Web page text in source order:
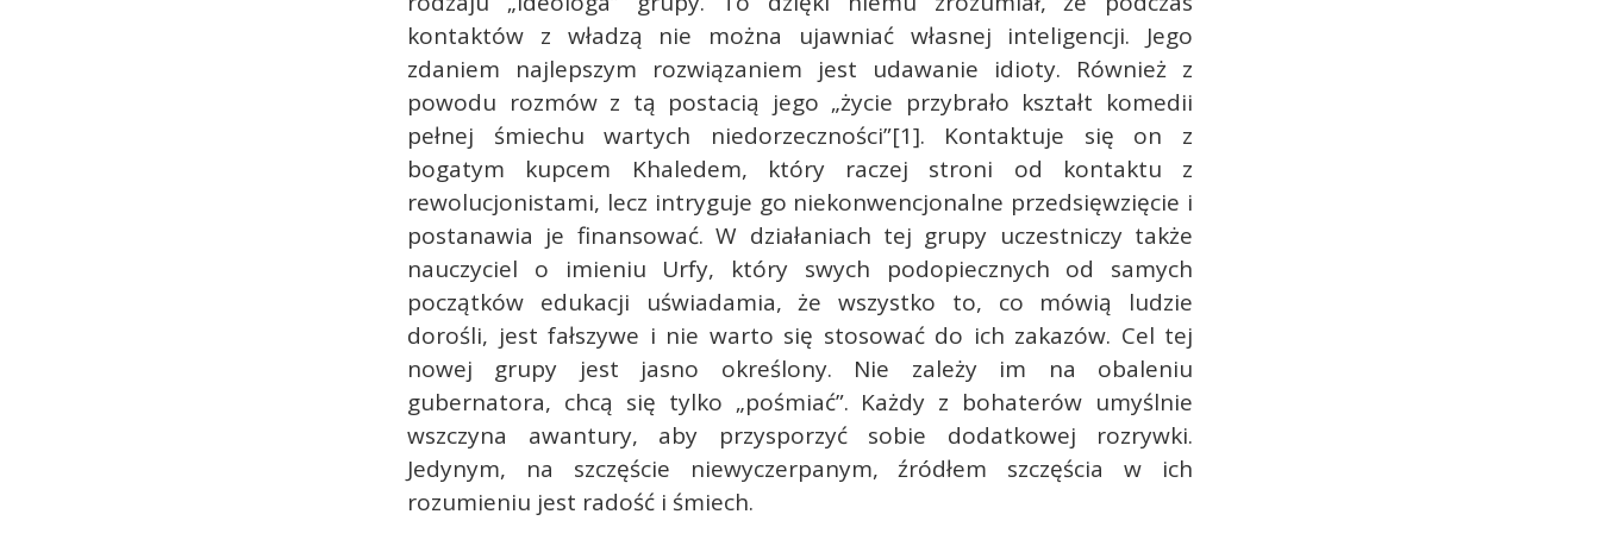
kontaktów z władzą nie można ujawniać własnej inteligencji. Jego
zdaniem najlepszym rozwiązaniem jest udawanie idioty. Również z
powodu rozmów z tą postacią jego „życie przybrało kształt komedii
pełnej śmiechu wartych niedorzeczności”[1]. Kontaktuje się on z
bogatym kupcem Khaledem, który raczej stroni od kontaktu z
rewolucjonistami, lecz intryguje go niekonwencjonalne przedsięwzięcie i
postanawia je finansować. W działaniach tej grupy uczestniczy także
nauczyciel o imieniu Urfy, który swych podopiecznych od samych
początków edukacji uświadamia, że wszystko to, co mówią ludzie
dorośli, jest fałszywe i nie warto się stosować do ich zakazów. Cel tej
nowej grupy jest jasno określony. Nie zależy im na obaleniu
gubernatora, chcą się tylko „pośmiać”. Każdy z bohaterów umyślnie
wszczyna awantury, aby przysporzyć sobie dodatkowej rozrywki.
Jedynym, na szczęście niewyczerpanym, źródłem szczęścia w ich
rozumieniu jest radość i śmiech.